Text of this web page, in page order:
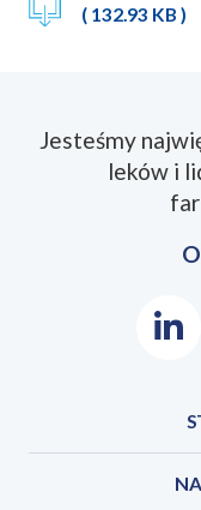
( 132.93 KB )
Jesteśmy
leków i